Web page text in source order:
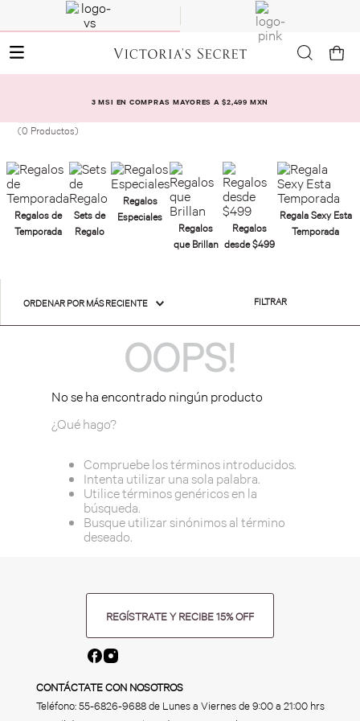
3 MSI EN COMPRAS MAYORES A $2,499 MXN
0 Productos
ORDENAR POR MÁS RECIENTE FILTRAR
OOPS!
No se ha encontrado ningún producto
¿Qué hago?
Compruebe los términos introducidos.
Intenta utilizar una sola palabra.
Utilice términos genéricos en la
búsqueda.
Busque utilizar sinónimos al término
deseado.
REGÍSTRATE Y RECIBE 15% OFF
CONTÁCTATE CON NOSOTROS
Teléfono:55-6826-9688de Lunes a Viernes de 9:00 a 21:00 hrs